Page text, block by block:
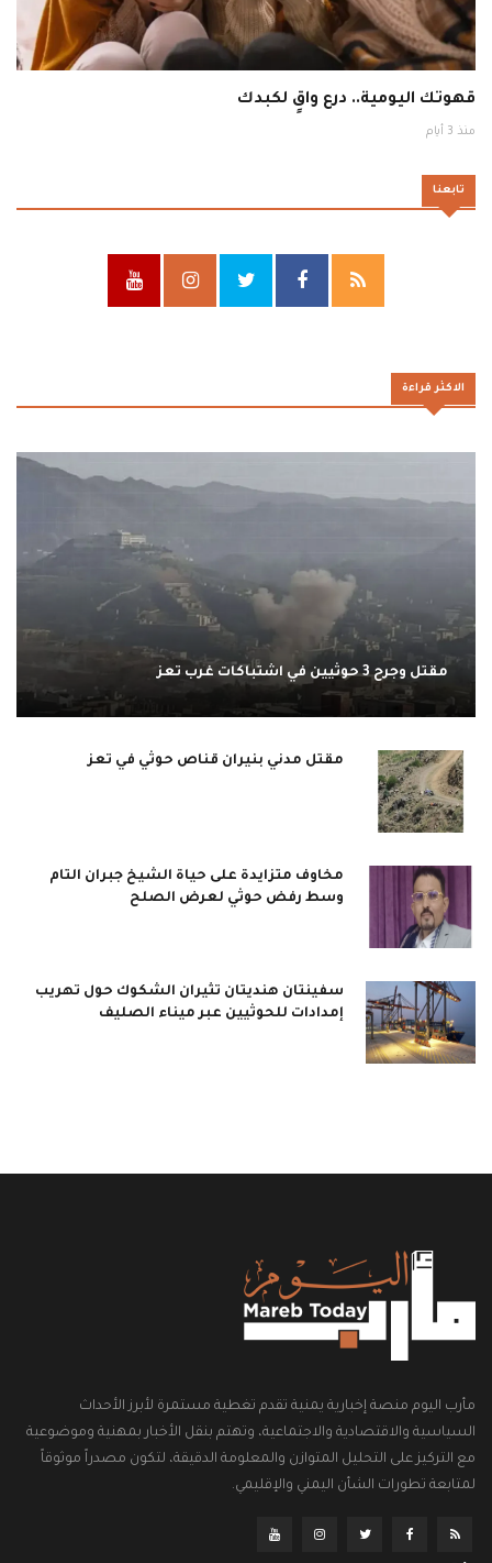
قهوتك اليومية.. درع واقٍ لكبدك
منذ 3 أيام
تابعنا
الاكثر قراءة
مقتل وجرح 3 حوثيين في اشتباكات غرب تعز
مقتل مدني بنيران قناص حوثي في تعز
مخاوف متزايدة على حياة الشيخ جبران التام
وسط رفض حوثي لعرض الصلح
سفينتان هنديتان تثيران الشكوك حول تهريب
إمدادات للحوثيين عبر ميناء الصليف
مأرب اليوم منصة إخبارية يمنية تقدم تغطية مستمرة لأبرز الأحداث
السياسية والاقتصادية والاجتماعية، وتهتم بنقل الأخبار بمهنية وموضوعية
مع التركيز على التحليل المتوازن والمعلومة الدقيقة، لتكون مصدراً موثوقاً
لمتابعة تطورات الشأن اليمني والإقليمي.